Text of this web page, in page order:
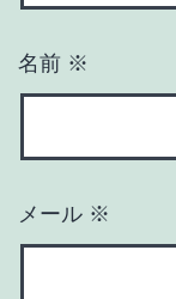
名前 ※
メール ※